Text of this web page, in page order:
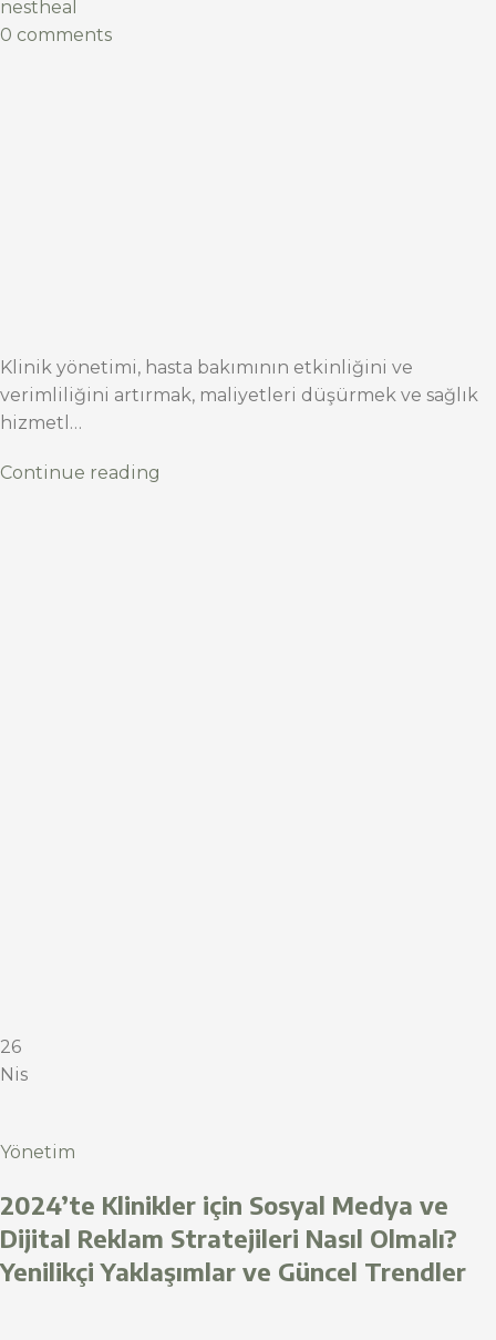
nestheal
0 comments
Klinik yönetimi, hasta bakımının etkinliğini ve
verimliliğini artırmak, maliyetleri düşürmek ve sağlık
hizmetl…
Continue reading
26
Nis
Yönetim
2024’te Klinikler için Sosyal Medya ve
Dijital Reklam Stratejileri Nasıl Olmalı?
Yenilikçi Yaklaşımlar ve Güncel Trendler